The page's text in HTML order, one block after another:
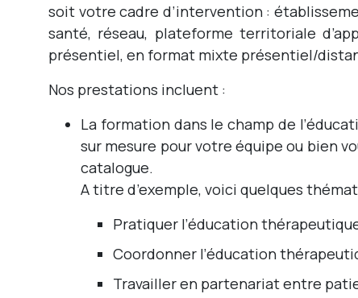
soit votre cadre d’intervention :
santé, réseau, plateforme territoriale
présentiel, en format mixte présentiel/
Nos prestations incluent :
La formation dans le champ de
sur mesure pour votre équipe ou bien
catalogue.
A titre d’exemple, voici quelques
Pratiquer l’éducation
Coordonner l’éducation
Travailler en partenariat entre